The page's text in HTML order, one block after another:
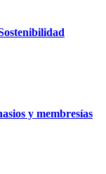
y membresías